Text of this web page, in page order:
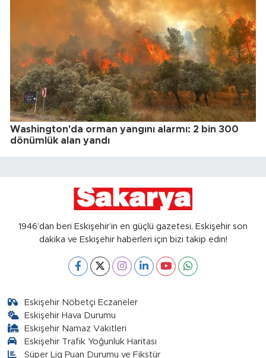
Washington'da orman yangını alarmı: 2 bin 300
dönümlük alan yandı
1946’dan beri Eskişehir’in en güçlü gazetesi, Eskişehir son
dakika ve Eskişehir haberleri için bizi takip edin!
Eskişehir Nöbetçi Eczaneler
Eskişehir Hava Durumu
Eskişehir Namaz Vakitleri
Eskişehir Trafik Yoğunluk Haritası
Süper Lig Puan Durumu ve Fikstür